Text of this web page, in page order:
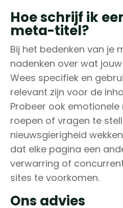
Hoe schrijf ik
meta-titel?
Bij het bedenken van je
nadenken over wat
Wees specifiek en
relevant zijn voor de
Probeer ook
roepen of vragen te
nieuwsgierigheid
dat elke pagina een
verwarring of
sites te voorkomen.
Ons advies